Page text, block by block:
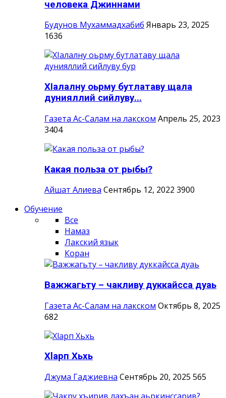
человека Джиннами
Будунов Мухаммадхабиб Январь 23, 2025
1636
ХIалалну оьрму бутлатаву щала
дунияллий сийлуву...
Газета Ас-Салам на лакском Апрель 25, 2023
3404
Какая польза от рыбы?
Айшат Алиева Сентябрь 12, 2022 3900
Обучение
Все
Намаз
Лакский язык
Коран
Важжагьту – чакливу дуккайсса дуаь
Газета Ас-Салам на лакском Октябрь 8, 2025
682
Хlарп Хьхь
Джума Гаджиевна Сентябрь 20, 2025 565